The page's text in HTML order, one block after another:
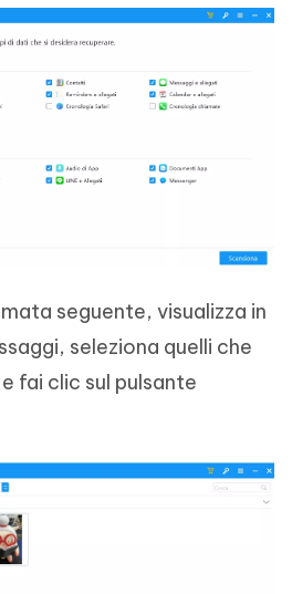
seguente, visualizza in
seleziona quelli che
fai clic sul pulsante